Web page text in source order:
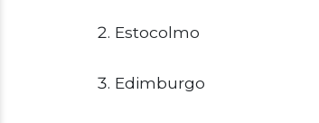
Estocolmo
Edimburgo